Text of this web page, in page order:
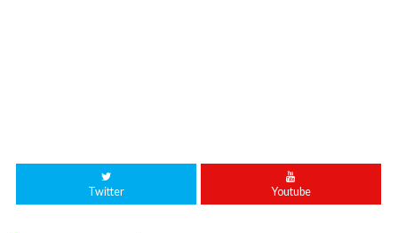
Twitter Youtube